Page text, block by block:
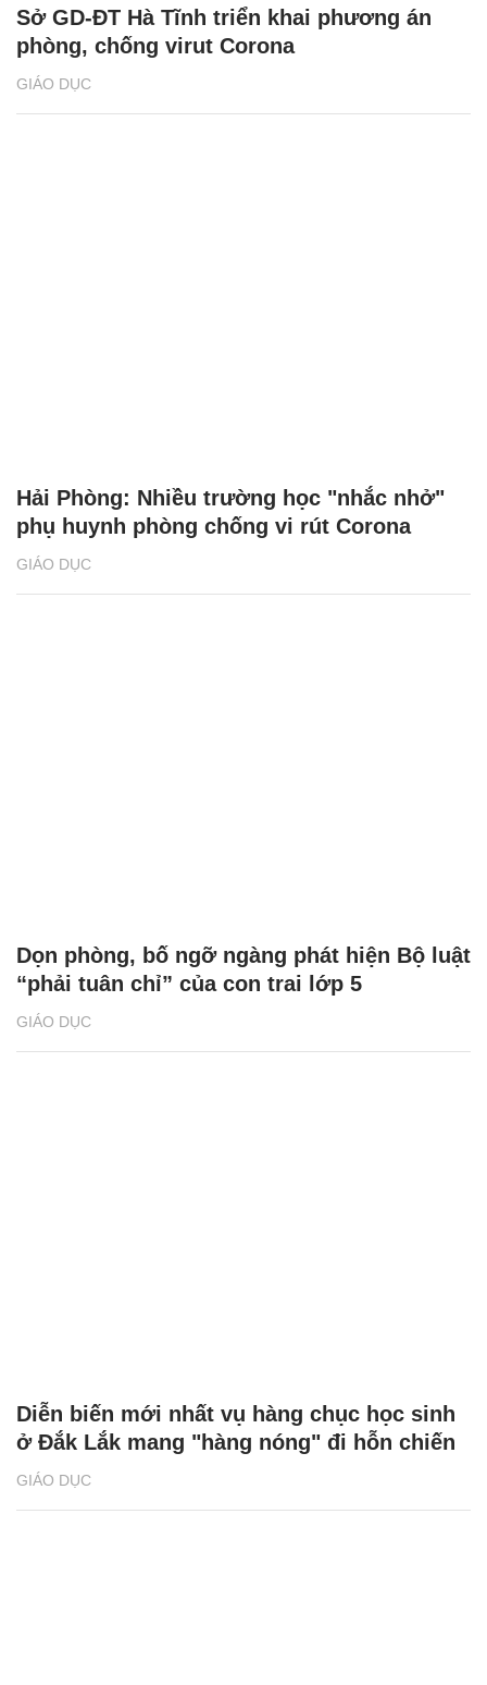
GIÁO DỤC
Sở GD-ĐT Hà Tĩnh triển khai phương án
phòng, chống virut Corona
GIÁO DỤC
Hải Phòng: Nhiều trường học "nhắc nhở"
phụ huynh phòng chống vi rút Corona
GIÁO DỤC
Dọn phòng, bố ngỡ ngàng phát hiện Bộ luật
“phải tuân chỉ” của con trai lớp 5
GIÁO DỤC
Diễn biến mới nhất vụ hàng chục học sinh
ở Đắk Lắk mang "hàng nóng" đi hỗn chiến